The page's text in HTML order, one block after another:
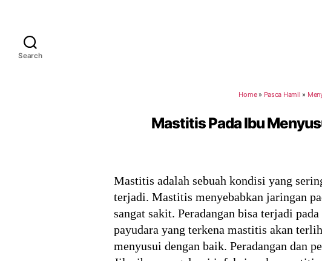
Search
Home» Pasca Hamil »
Mastitis Pada Ibu
Mastitis adalah sebuah kondisi yang
terjadi. Mastitis menyebabkan jaringan
sangat sakit. Peradangan bisa terjadi
payudara yang terkena mastitis akan
menyusui dengan baik. Peradangan dan